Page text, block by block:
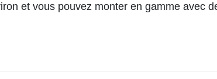
et vous pouvez monter en gamme avec